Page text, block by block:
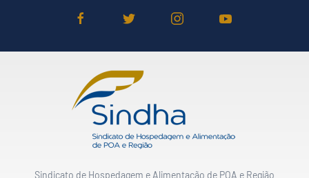
Sindicato de Hospedagem e Alimentação de POA e Região